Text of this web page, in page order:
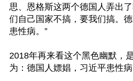
思、恩格斯这两个德国人弄出
们自己国家不搞，要我们搞。
患性病。”
2018年再来看这个黑色幽默，
为：德国人嫖娼，习近平患性